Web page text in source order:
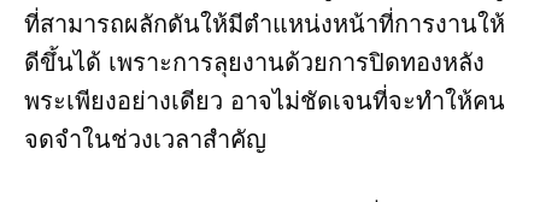
ที่สามารถผลักดันให้มีตำแหน่งหน้าที่การงานให้
ดีขึ้นได้ เพราะการลุยงานด้วยการปิดทองหลัง
พระเพียงอย่างเดียว อาจไม่ชัดเจนที่จะทำให้คน
จดจำในช่วงเวลาสำคัญ